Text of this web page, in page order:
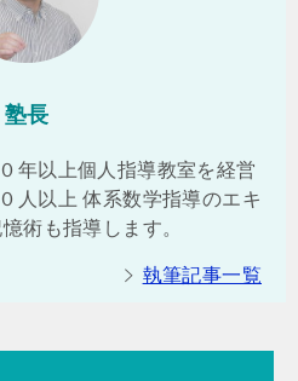
塾長
年以上個人指導教室を経営
人以上 体系数学指導のエキ
術も指導します。
執筆記事一覧